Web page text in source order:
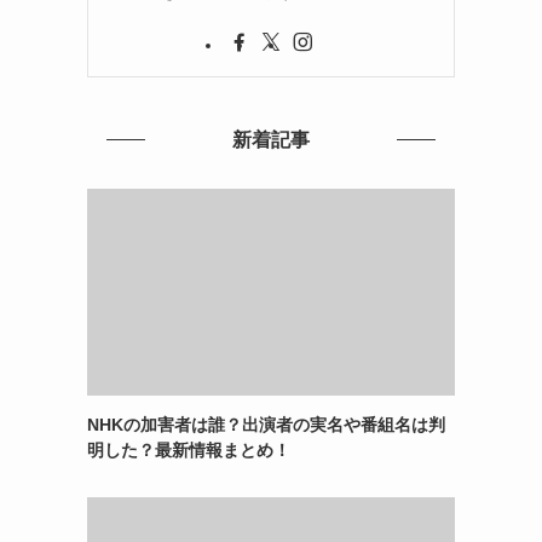
新着記事
NHKの加害者は誰？出演者の実名や番組名は判
明した？最新情報まとめ！